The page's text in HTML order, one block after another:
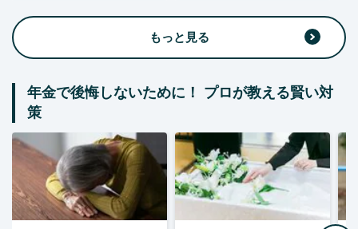
もっと見る
年金で後悔しないために！ プロが教える賢い対
策